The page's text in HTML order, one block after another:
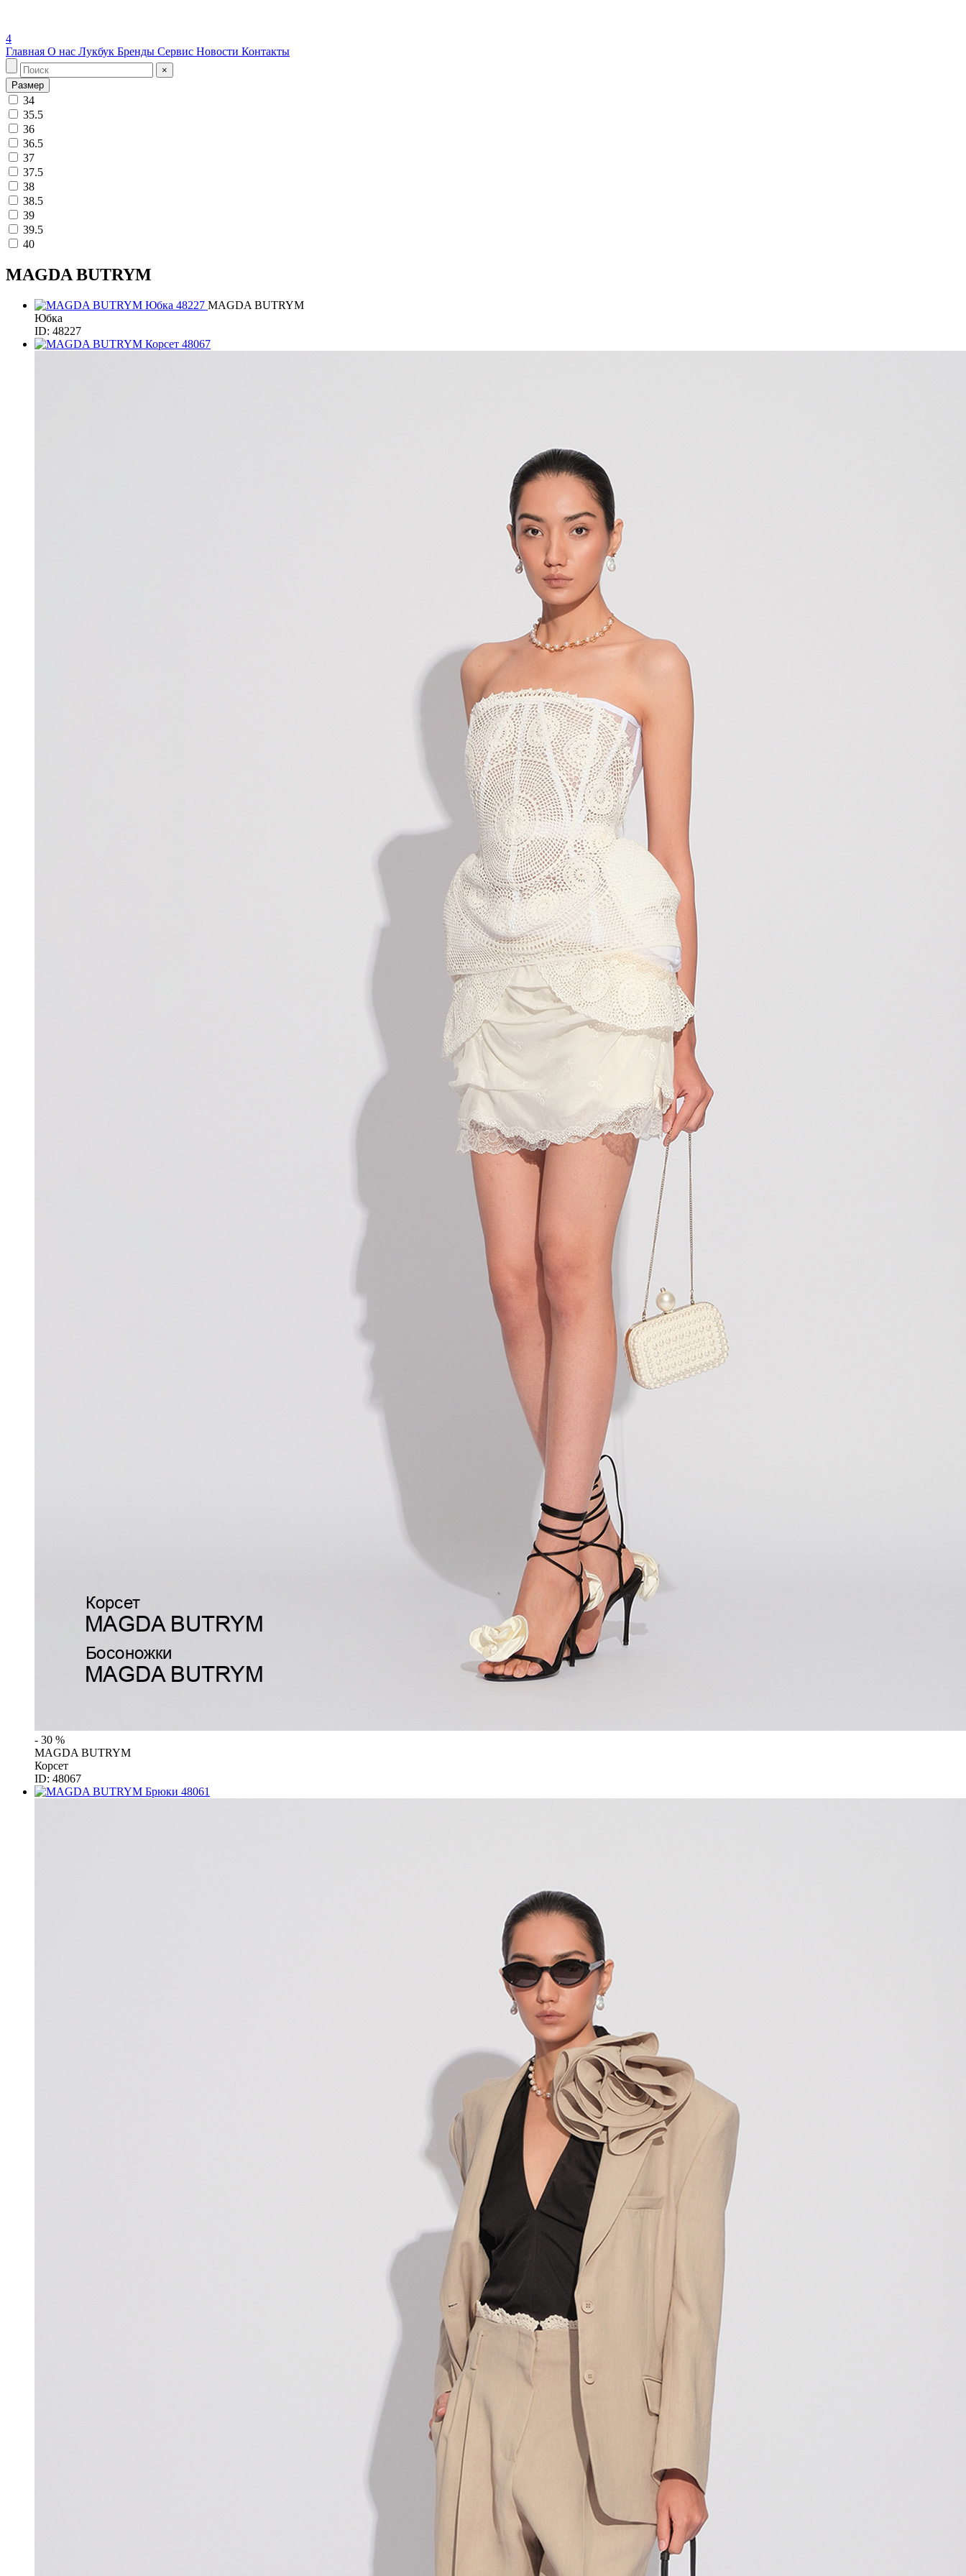
4
Главная О нас Лукбук Бренды Сервис Новости Контакты
×
Размер
34
35.5
36
36.5
37
37.5
38
38.5
39
39.5
40
MAGDA BUTRYM
MAGDA BUTRYM
Юбка
ID: 48227
- 30 %
MAGDA BUTRYM
Корсет
ID: 48067